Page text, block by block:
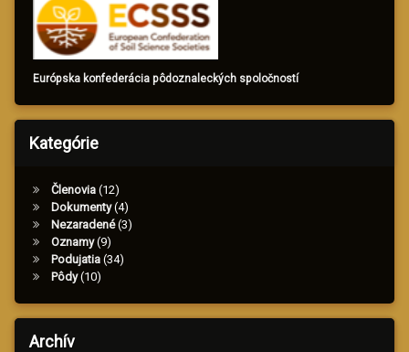
Európska konfederácia pôdoznaleckých spoločností
Kategórie
Členovia (12)
Dokumenty(4)
Nezaradené(3)
Oznamy(9)
Podujatia (34)
Pôdy(10)
Archív